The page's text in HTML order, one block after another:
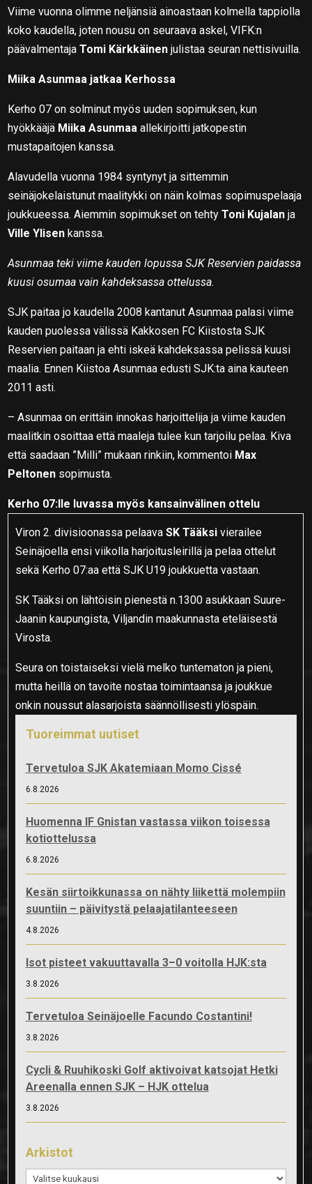
Viime vuonna olimme neljänsiä ainoastaan kolmella tappiolla
koko kaudella, joten nousu on seuraava askel, VIFK:n
päävalmentajaTomi Kärkkäinen julistaa seuran nettisivuilla.
Miika Asunmaa jatkaa Kerhossa
Kerho 07 on solminut myös uuden sopimuksen, kun
hyökkääjä Miika Asunmaa allekirjoitti jatkopestin
mustapaitojen kanssa.
Alavudella vuonna 1984 syntynyt ja sittemmin
seinäjokelaistunut maalitykki on näin kolmas sopimuspelaaja
joukkueessa. Aiemmin sopimukset on tehtyToni Kujalan ja
Ville Ylisen kanssa.
Asunmaa teki viime kauden lopussa SJK Reservien paidassa
kuusi osumaa vain kahdeksassa ottelussa.
SJK paitaa jo kaudella 2008 kantanut Asunmaa palasi viime
kauden puolessa välissä Kakkosen FC Kiistosta SJK
Reservien paitaan ja ehti iskeä kahdeksassa pelissä kuusi
maalia. Ennen Kiistoa Asunmaa edusti SJK:ta aina kauteen
2011 asti.
– Asunmaa on erittäin innokas harjoittelija ja viime kauden
maalitkin osoittaa että maaleja tulee kun tarjoilu pelaa. Kiva
että saadaan ”Milli” mukaan rinkiin, kommentoi Max
Peltonen sopimusta.
Kerho 07:lle luvassa myös kansainvälinen ottelu
Viron 2. divisioonassa pelaava SK Tääksivierailee
Seinäjoella ensi viikolla harjoitusleirillä ja pelaa ottelut
sekä Kerho 07:aa että SJK U19 joukkuetta vastaan.
SK Tääksi on lähtöisin pienestä n.1300 asukkaan Suure-
Jaanin kaupungista, Viljandin maakunnasta eteläisestä
Virosta.
Seura on toistaiseksi vielä melko tuntematon ja pieni,
mutta heillä on tavoite nostaa toimintaansa ja joukkue
onkin noussut alasarjoista säännöllisesti ylöspäin.
Tuoreimmat uutiset
Tervetuloa SJK Akatemiaan Momo Cissé
6.8.2026
Huomenna IF Gnistan vastassa viikon toisessa
kotiottelussa
6.8.2026
Kesän siirtoikkunassa on nähty liikettä molempiin
suuntiin – päivitystä pelaajatilanteeseen
4.8.2026
Isot pisteet vakuuttavalla 3–0 voitolla HJK:sta
3.8.2026
Tervetuloa Seinäjoelle Facundo Costantini!
3.8.2026
Cycli & Ruuhikoski Golf aktivoivat katsojat Hetki
Areenalla ennen SJK – HJK ottelua
3.8.2026
Arkistot
Arkistot